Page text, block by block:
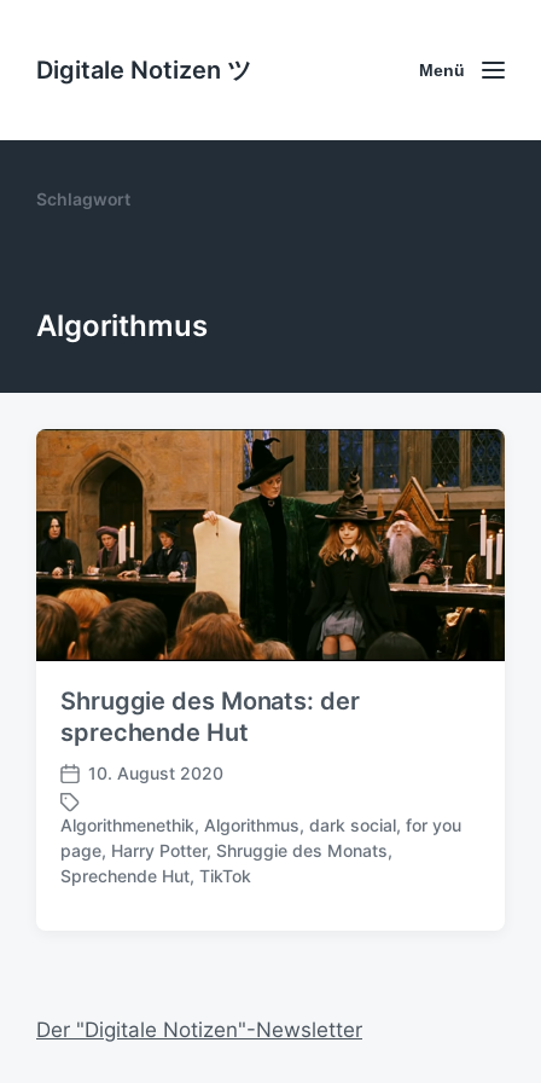
Digitale Notizen ツ Menü
Schlagwort
Algorithmus
Shruggie des Monats: der
sprechende Hut
V
e
r
ö
f
i
10. August 2020
S
c
ö
Algorithmenethik, Algorithmus, dark social, for you
page, Harry Potter, Shruggie des Monats,
Sprechende Hut, TikTok
Der "Digitale Notizen"-Newsletter